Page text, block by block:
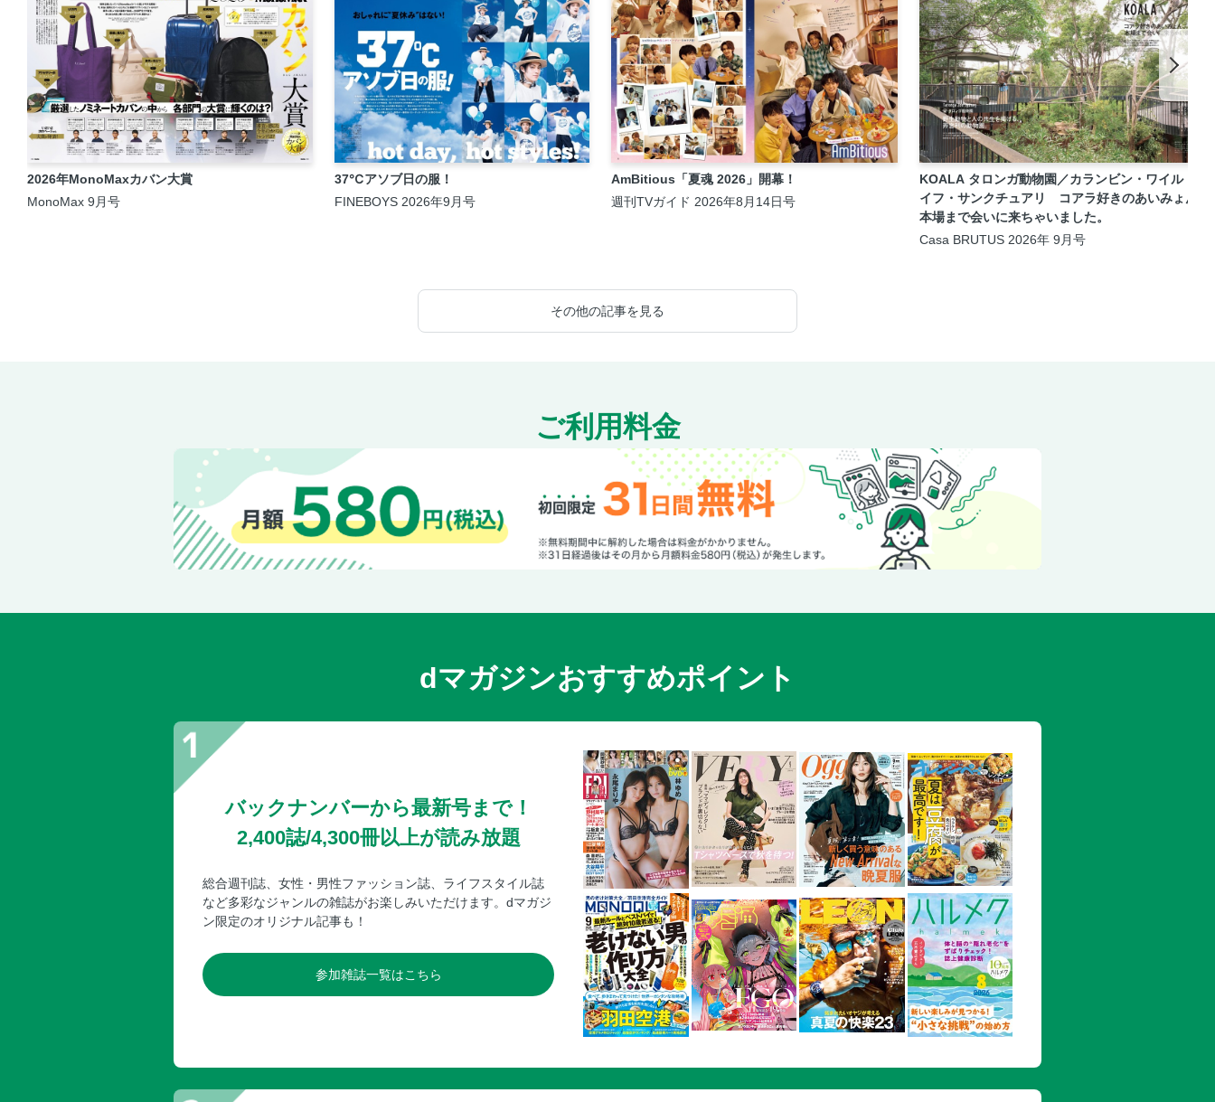
2026年MonoMaxカバン大賞
MonoMax 9月号
37℃アソブ日の服！
FINEBOYS 2026年9月号
AmBitious「夏魂 2026」開幕！
週刊TVガイド 2026年8月14日号
KOALA タロンガ動物園／カランビン・ワイルドラ
イフ・サンクチュアリ コアラ好きのあいみょん、
本場まで会いに来ちゃいました。
Casa BRUTUS 2026年 9月号
その他の記事を見る
ご利用料金
dマガジンおすすめポイント
バックナンバーから最新号まで！
2,400誌/4,300冊以上が読み放題
総合週刊誌、女性・男性ファッション誌、ライフスタイル誌
など多彩なジャンルの雑誌がお楽しみいただけます。dマガジ
ン限定のオリジナル記事も！
参加雑誌一覧はこちら